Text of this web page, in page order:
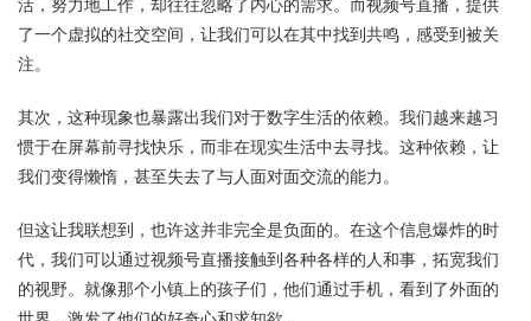
了一个虚拟的社交空间，让我们可以在其中找到共鸣，感受到被关
注。
其次，这种现象也暴露出我们对于数字生活的依赖。我们越来越习
惯于在屏幕前寻找快乐，而非在现实生活中去寻找。这种依赖，让
我们变得懒惰，甚至失去了与人面对面交流的能力。
但这让我联想到，也许这并非完全是负面的。在这个信息爆炸的时
代，我们可以通过视频号直播接触到各种各样的人和事，拓宽我们
的视野。就像那个小镇上的孩子们，他们通过手机，看到了外面的